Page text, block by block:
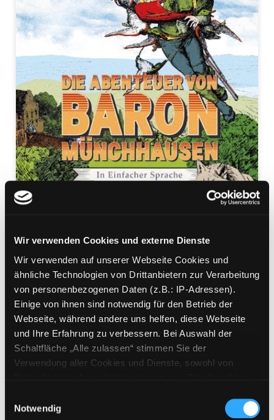
Wir verwenden Cookies und externe Dienste
Wir verwenden auf unserer Webseite Cookies und
ähnliche Technologien von Drittanbietern zur Verarbeitung
von personenbezogenen Daten (z.B.: IP-Adressen).
Einige von ihnen sind notwendig für den Betrieb der
Webseite, während andere uns helfen, diese Webseite
und Ihre Erfahrung zu verbessern. Bei Auswahl der
Schaltfläche „Alle zulassen“ stimmen Sie der
Verwendung aller Cookies und Dienste, sowohl von
Cookies von Drittanbietern, eine Verarbeitung in
Notwendig
Die Abenteuer von Baron
Münchhausen
in Einfacher Sprache ; [Volkserzählungen]
Mediengruppe:Belletristik
Suche nach diesem Verfasser
Beschreibung ein-/ausblenden